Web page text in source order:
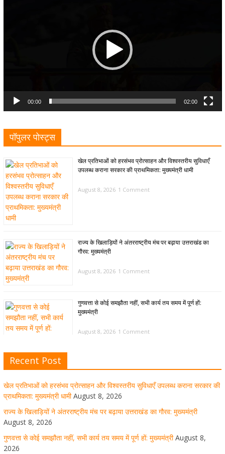
00:00 02:00
पॉपुलर पोस्ट्स
खेल प्रतिभाओं को हरसंभव प्रोत्साहन और विश्वस्तरीय सुविधाएँ
उपलब्ध कराना सरकार की प्राथमिकता: मुख्यमंत्री धामी
August 8, 2026 1 Comment
राज्य के खिलाड़ियों ने अंतरराष्ट्रीय मंच पर बढ़ाया उत्तराखंड का
गौरव: मुख्यमंत्री
August 8, 2026 1 Comment
गुणवत्ता से कोई समझौता नहीं, सभी कार्य तय समय में पूर्ण हों:
मुख्यमंत्री
August 8, 2026 1 Comment
अवसंरचना विकसित करने के निर्देश
August 8, 2026 1 Comment
उत्तराखंड को खेल उत्कृष्टता का केंद्र बनाने की दिशा में तेजी से आगे
बढ़ रही उत्तराखंड स्पोर्ट्स यूनिवर्सिटी परियोजना
Recent Post
खेल प्रतिभाओं को हरसंभव प्रोत्साहन और विश्वस्तरीय सुविधाएँ उपलब्ध कराना सरकार की
प्राथमिकता: मुख्यमंत्री धामी August 8, 2026
राज्य के खिलाड़ियों ने अंतरराष्ट्रीय मंच पर बढ़ाया उत्तराखंड का गौरव: मुख्यमंत्री
August 8, 2026
गुणवत्ता से कोई समझौता नहीं, सभी कार्य तय समय में पूर्ण हों: मुख्यमंत्री August 8,
2026